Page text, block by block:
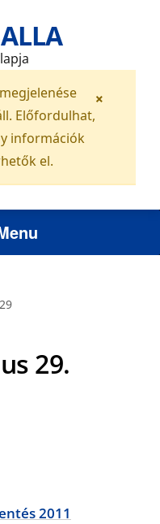
Előfordulhat,
információk
el.
×
29
29.
2011